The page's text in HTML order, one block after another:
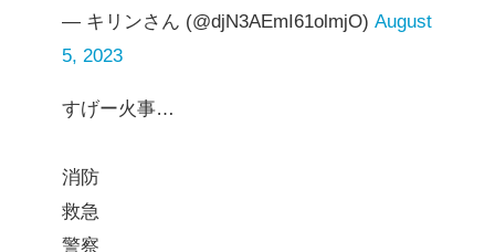
— キリンさん (@djN3AEmI61olmjO) August
5, 2023
すげー火事…
消防
救急
警察